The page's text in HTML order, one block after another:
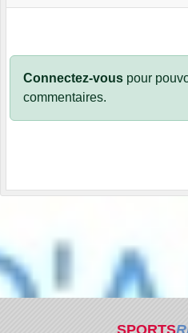
Connectez-vous pour
commentaires.
SPORTS